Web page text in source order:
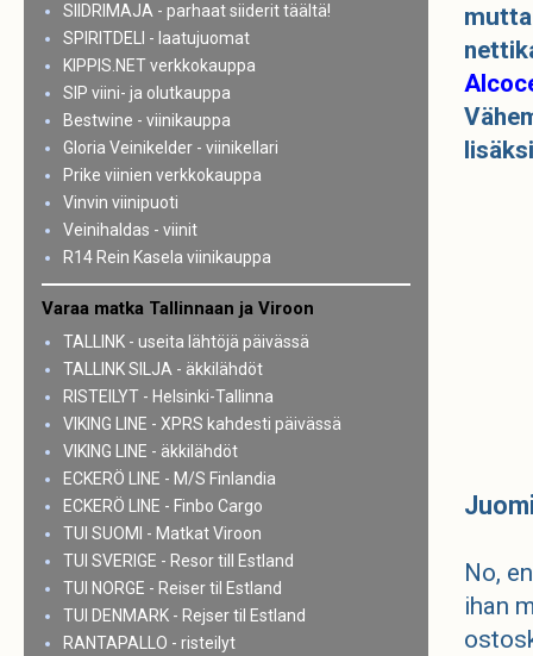
No,
ihan
SIIDRIMAJA - parhaat siiderit täältä!
SPIRITDELI - laatujuomat
KIPPIS.NET verkkokauppa
SIP viini- ja olutkauppa
Bestwine - viinikauppa
Gloria Veinikelder - viinikellari
Prike viinien verkkokauppa
Vinvin viinipuoti
Veinihaldas - viinit
R14 Rein Kasela viinikauppa
Varaa matka Tallinnaan ja Viroon
TALLINK - useita lähtöjä päivässä
TALLINK SILJA - äkkilähdöt
RISTEILYT - Helsinki-Tallinna
VIKING LINE - XPRS kahdesti päivässä
VIKING LINE - äkkilähdöt
ECKERÖ LINE - M/S Finlandia
ECKERÖ LINE - Finbo Cargo
TUI SUOMI - Matkat Viroon
TUI SVERIGE - Resor till Estland
TUI NORGE - Reiser til Estland
TUI DENMARK - Rejser til Estland
RANTAPALLO - risteilyt